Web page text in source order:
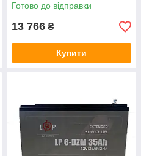
Готово до відправки
13 766 ₴
Купити